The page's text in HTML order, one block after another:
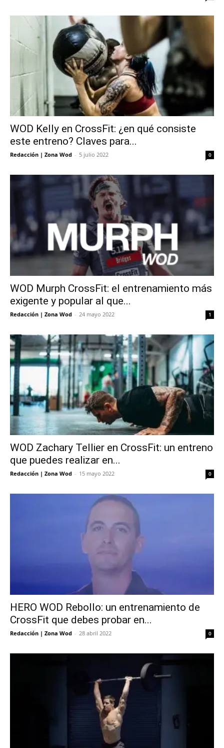
WOD Kelly en CrossFit: ¿en qué consiste
este entreno? Claves para...
Redacción | Zona Wod - 5 julio 2022 0
WOD Murph CrossFit: el entrenamiento más
exigente y popular al que...
Redacción | Zona Wod - 24 mayo 2022 1
WOD Zachary Tellier en CrossFit: un entreno
que puedes realizar en...
Redacción | Zona Wod - 15 mayo 2022 0
HERO WOD Rebollo: un entrenamiento de
CrossFit que debes probar en...
Redacción | Zona Wod - 28 abril 2022 0